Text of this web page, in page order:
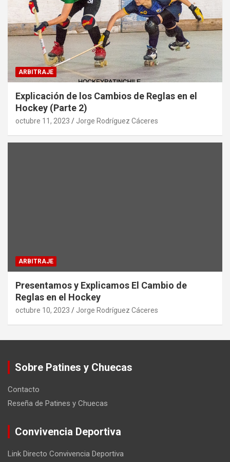
ARBITRAJE
Explicación de los Cambios de Reglas en el
Hockey (Parte 2)
octubre 11, 2023 Jorge Rodríguez Cáceres
ARBITRAJE
Presentamos y Explicamos El Cambio de
Reglas en el Hockey
octubre 10, 2023 Jorge Rodríguez Cáceres
Sobre Patines y Chuecas
Contacto
Reseña de Patines y Chuecas
Convivencia Deportiva
Link Directo Convivencia Deportiva